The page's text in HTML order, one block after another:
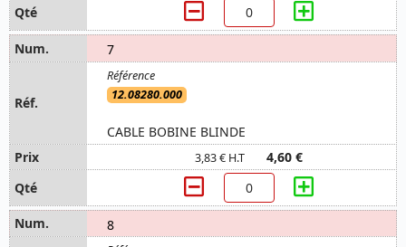
7
12.08280.000
CABLE BOBINE BLINDE
3,83 € H.T 4,60 €
8